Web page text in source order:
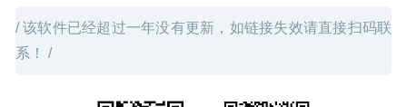
/ 该软件已经超过一年没有更新，如链接失效请直接扫码联
系！ /